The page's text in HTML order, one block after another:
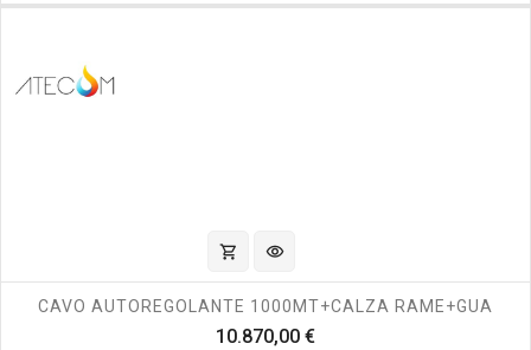
shopping_cart visibility
CAVO AUTOREGOLANTE 1000MT+CALZA RAME+GUA
10.870,00 €Prezzo